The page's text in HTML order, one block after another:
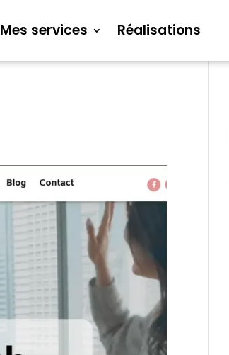
Mes services Réalisations